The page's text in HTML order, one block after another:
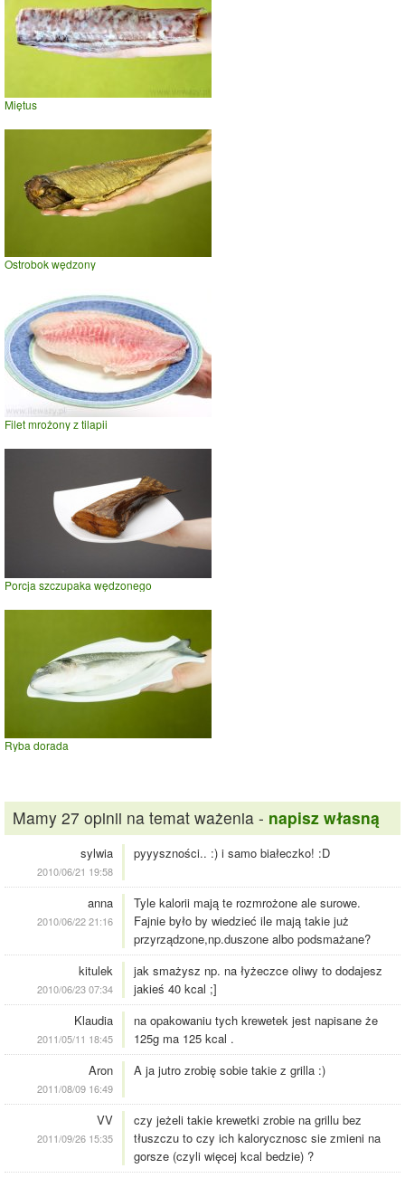
Miętus
Ostrobok wędzony
Filet mrożony z tilapii
Porcja szczupaka wędzonego
Ryba dorada
Mamy 27 opinii na temat ważenia - napisz własną
sylwia
2010/06/21 19:58
pyyyszności.. :) i samo białeczko! :D
anna
2010/06/22 21:16
Tyle kalorii mają te rozmrożone ale surowe.
Fajnie było by wiedzieć ile mają takie już
przyrządzone,np.duszone albo podsmażane?
kitulek
2010/06/23 07:34
jak smażysz np. na łyżeczce oliwy to dodajesz
jakieś 40 kcal ;]
Klaudia
2011/05/11 18:45
na opakowaniu tych krewetek jest napisane że
125g ma 125 kcal .
Aron
2011/08/09 16:49
A ja jutro zrobię sobie takie z grilla :)
VV
2011/09/26 15:35
czy jeżeli takie krewetki zrobie na grillu bez
tłuszczu to czy ich kalorycznosc sie zmieni na
gorsze (czyli więcej kcal bedzie) ?